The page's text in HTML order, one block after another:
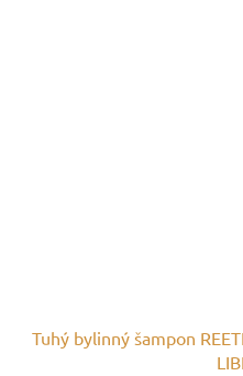
Tuhý bylinný šampon